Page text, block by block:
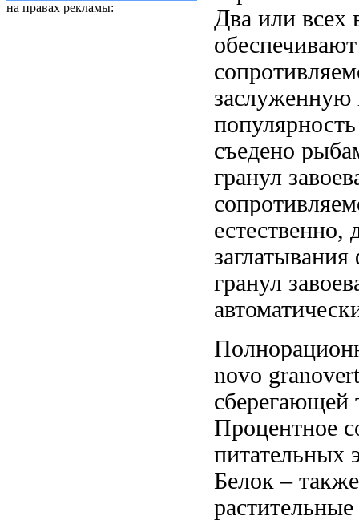
на правах рекламы:
Два или всех
заслуженную
популярность
съедено
гранул
естественно,
гранул
novo
сберегающей
Процентное
питательных
Белок –